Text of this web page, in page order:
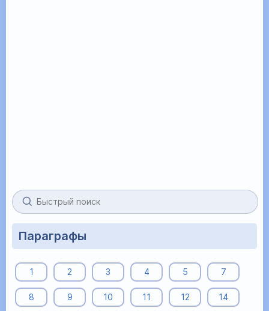
Параграфы
1 2 3 4 5 7
8 9 10 11 12 14